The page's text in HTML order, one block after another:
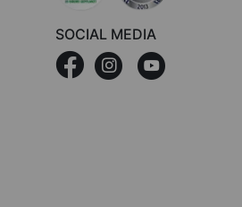
SOCIAL MEDIA